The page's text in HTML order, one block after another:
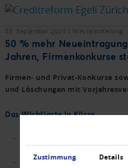
Zustimmung Details
03. September 2024 Pressemitteilung
50 % mehr
Jahren, Firmenkonkurse
Firmen- und Privat-Konkurse
und Löschungen mit
Das Wichtigste in Kürze.
Über 53 000
Löschungen steigen weiter,